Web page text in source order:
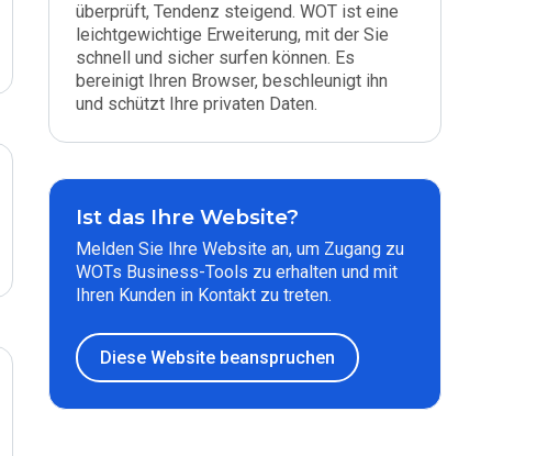
überprüft, Tendenz steigend. WOT ist eine
leichtgewichtige Erweiterung, mit der Sie
schnell und sicher surfen können. Es
bereinigt Ihren Browser, beschleunigt ihn
und schützt Ihre privaten Daten.
Ist das Ihre Website?
Melden Sie Ihre Website an, um Zugang zu
WOTs Business-Tools zu erhalten und mit
Ihren Kunden in Kontakt zu treten.
Diese Website beanspruchen